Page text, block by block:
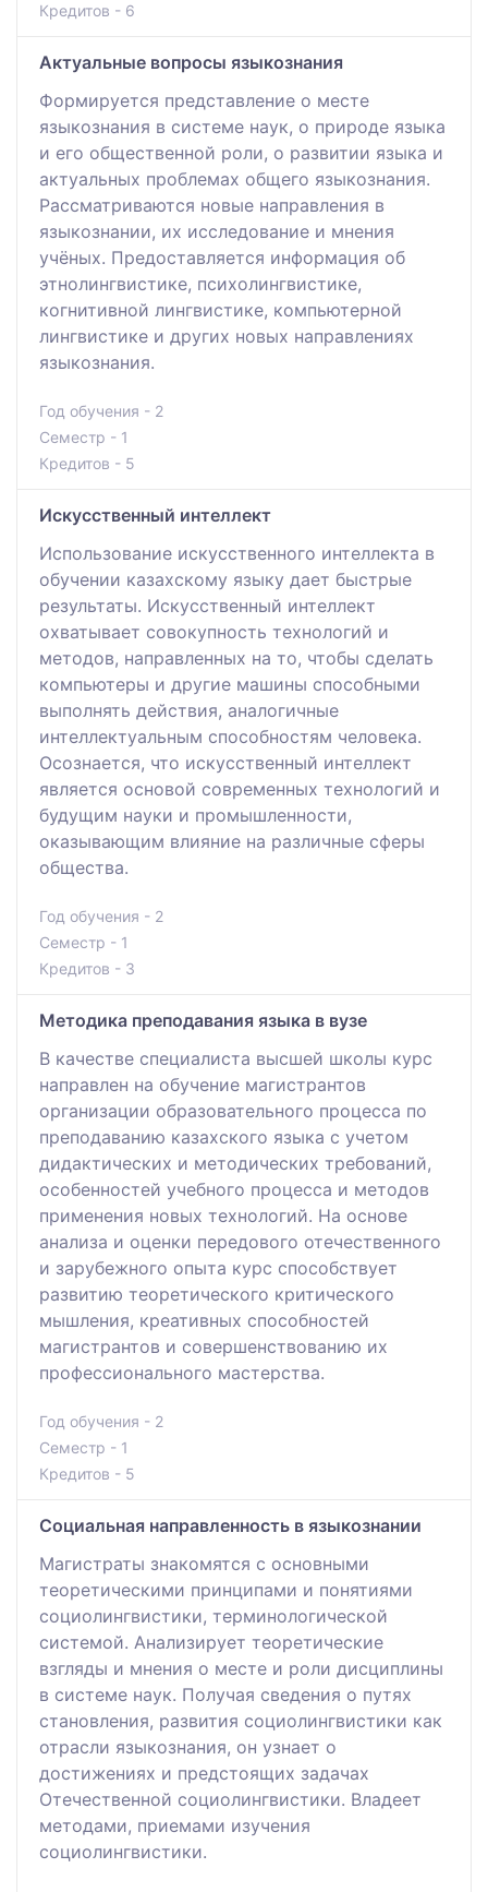
Кредитов - 6
Актуальные вопросы языкознания
Формируется представление о месте
языкознания в системе наук, о природе языка
и его общественной роли, о развитии языка и
актуальных проблемах общего языкознания.
Рассматриваются новые направления в
языкознании, их исследование и мнения
учёных. Предоставляется информация об
этнолингвистике, психолингвистике,
когнитивной лингвистике, компьютерной
лингвистике и других новых направлениях
языкознания.
Год обучения - 2
Семестр - 1
Кредитов - 5
Искусственный интеллект
Использование искусственного интеллекта в
обучении казахскому языку дает быстрые
результаты. Искусственный интеллект
охватывает совокупность технологий и
методов, направленных на то, чтобы сделать
компьютеры и другие машины способными
выполнять действия, аналогичные
интеллектуальным способностям человека.
Осознается, что искусственный интеллект
является основой современных технологий и
будущим науки и промышленности,
оказывающим влияние на различные сферы
общества.
Год обучения - 2
Семестр - 1
Кредитов - 3
Методика преподавания языка в вузе
В качестве специалиста высшей школы курс
направлен на обучение магистрантов
организации образовательного процесса по
преподаванию казахского языка с учетом
дидактических и методических требований,
особенностей учебного процесса и методов
применения новых технологий. На основе
анализа и оценки передового отечественного
и зарубежного опыта курс способствует
развитию теоретического критического
мышления, креативных способностей
магистрантов и совершенствованию их
профессионального мастерства.
Год обучения - 2
Семестр - 1
Кредитов - 5
Социальная направленность в языкознании
Магистраты знакомятся с основными
теоретическими принципами и понятиями
социолингвистики, терминологической
системой. Анализирует теоретические
взгляды и мнения о месте и роли дисциплины
в системе наук. Получая сведения о путях
становления, развития социолингвистики как
отрасли языкознания, он узнает о
достижениях и предстоящих задачах
Отечественной социолингвистики. Владеет
методами, приемами изучения
социолингвистики.